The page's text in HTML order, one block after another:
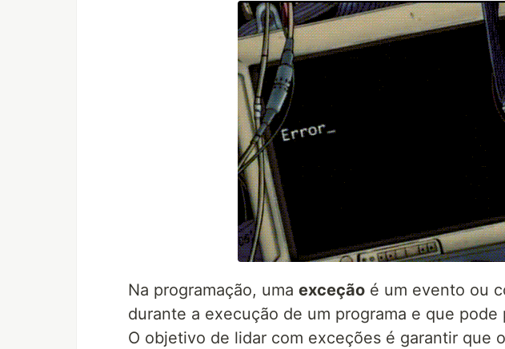
Na programação, uma exceção é um evento ou
durante a execução de um programa e que pode
O objetivo de lidar com exceções é garantir que